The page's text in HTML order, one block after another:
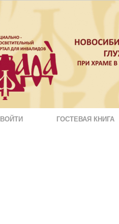
ВОЙТИ
ГОСТЕВАЯ КНИГА